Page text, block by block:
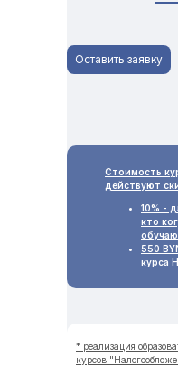
* реализация
курсов
Стоимость
действуют
10% -
кто
550
курса
Оставить заявку